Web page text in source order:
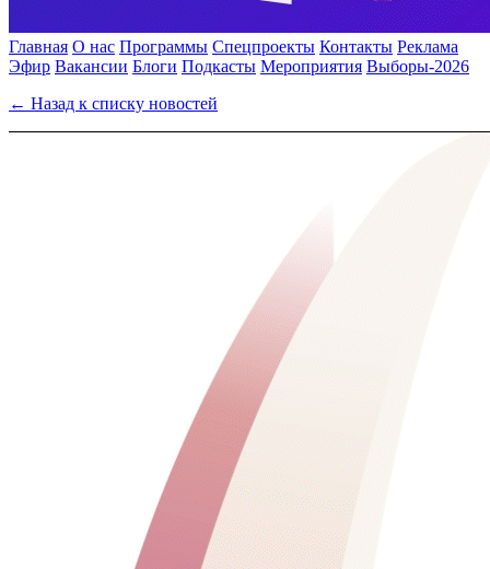
Главная О нас Программы Спецпроекты Контакты Реклама
Эфир Вакансии Блоги Подкасты Мероприятия Выборы-2026
← Назад к списку новостей